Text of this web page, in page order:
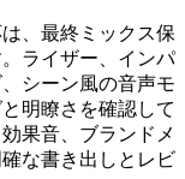
、最終ミックス保
ライザー、インパ
シーン風の音声モ
明瞭さを確認して
果音、ブランドメ
な書き出しとレビ